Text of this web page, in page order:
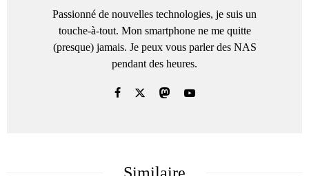
Passionné de nouvelles technologies, je suis un
touche-à-tout. Mon smartphone ne me quitte
(presque) jamais. Je peux vous parler des NAS
pendant des heures.